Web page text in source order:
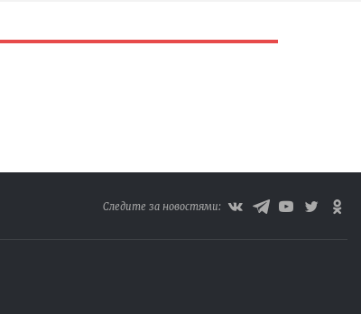
Следите за новостями: